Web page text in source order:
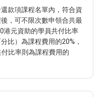
款項課程名單內，符合資
，可不限次數申領合共最
港元資助的學員共付比率
比）為課程費用的20%，
比率則為課程費用的